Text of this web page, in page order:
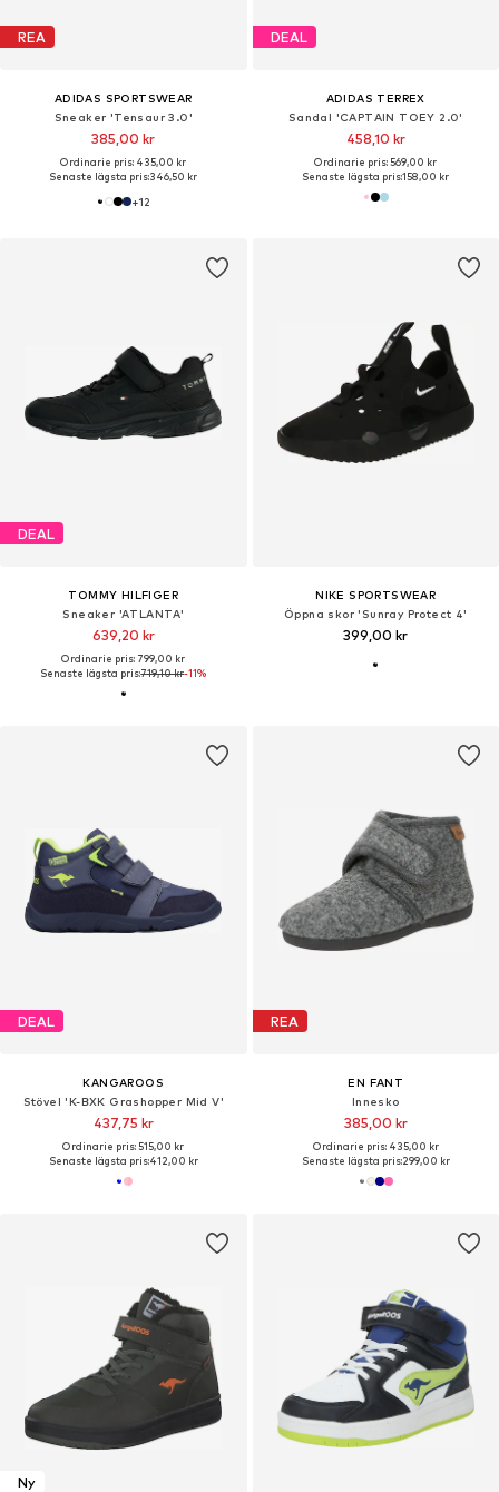
REA
ADIDAS SPORTSWEAR
Sneaker 'Tensaur 3.0'
385,00 kr
Ordinarie pris: 435,00 kr
Senaste lägsta pris:346,50 kr
+12
DEAL
ADIDAS TERREX
Sandal 'CAPTAIN TOEY 2.0'
458,10 kr
Ordinarie pris: 569,00 kr
Senaste lägsta pris:158,00 kr
DEAL
TOMMY HILFIGER
Sneaker 'ATLANTA'
639,20 kr
Ordinarie pris: 799,00 kr
Senaste lägsta pris:719,10 kr-11%
NIKE SPORTSWEAR
Öppna skor 'Sunray Protect 4'
399,00 kr
DEAL
KANGAROOS
Stövel 'K-BXK Grashopper Mid V'
437,75 kr
Ordinarie pris: 515,00 kr
Senaste lägsta pris:412,00 kr
REA
EN FANT
Innesko
385,00 kr
Ordinarie pris: 435,00 kr
Senaste lägsta pris:299,00 kr
Ny